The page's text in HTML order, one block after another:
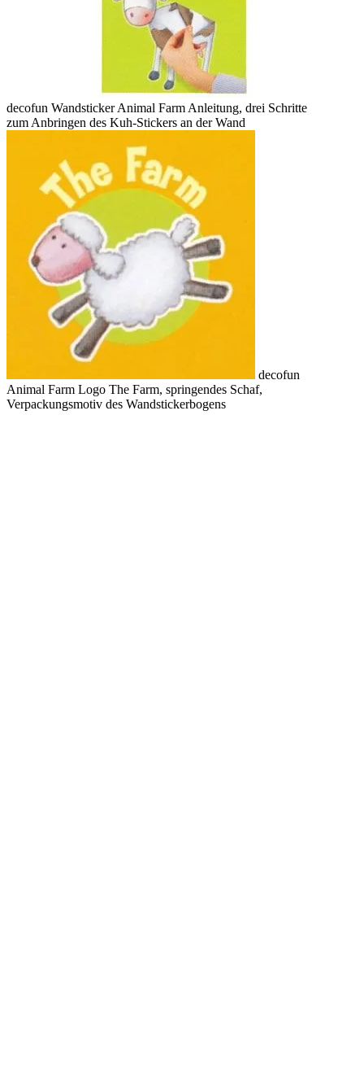
decofun Wandsticker Animal Farm Anleitung, drei Schritte
zum Anbringen des Kuh-Stickers an der Wand
decofun
Animal Farm Logo The Farm, springendes Schaf,
Verpackungsmotiv des Wandstickerbogens